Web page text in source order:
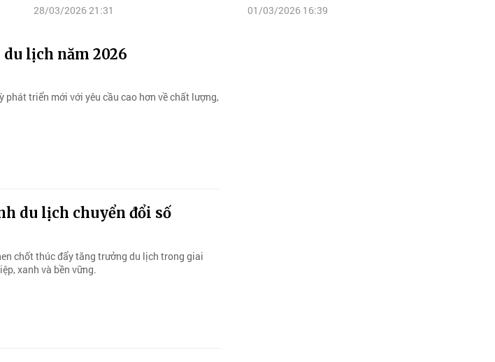
28/03/2026 21:31 01/03/2026 16:39
lịch năm 2026
phát triển mới với yêu cầu cao hơn về chất lượng,
du lịch chuyển đổi số
chốt thúc đẩy tăng trưởng du lịch trong giai
xanh và bền vững.